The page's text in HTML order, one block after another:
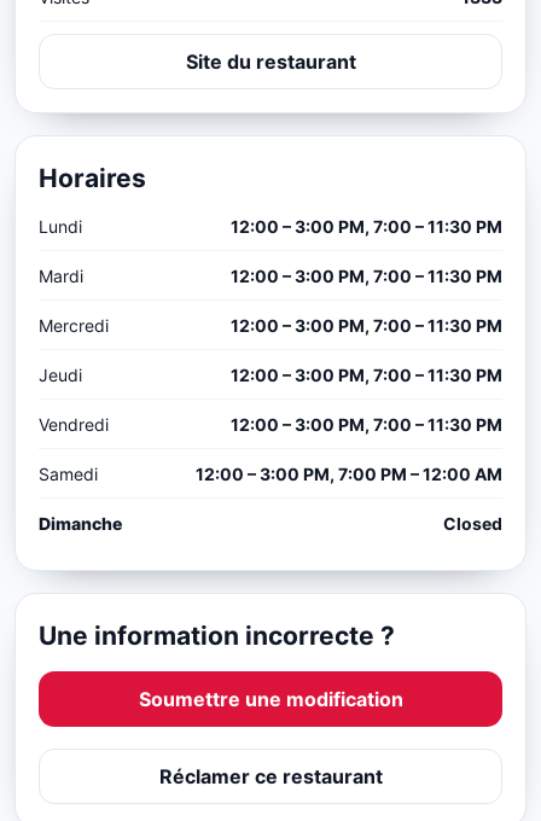
Site du restaurant
Horaires
Lundi 12:00 – 3:00 PM, 7:00 – 11:30 PM
Mardi 12:00 – 3:00 PM, 7:00 – 11:30 PM
Mercredi 12:00 – 3:00 PM, 7:00 – 11:30 PM
Jeudi 12:00 – 3:00 PM, 7:00 – 11:30 PM
Vendredi 12:00 – 3:00 PM, 7:00 – 11:30 PM
Samedi 12:00 – 3:00 PM, 7:00 PM – 12:00 AM
Dimanche Closed
Une information incorrecte ?
Soumettre une modification
Réclamer ce restaurant